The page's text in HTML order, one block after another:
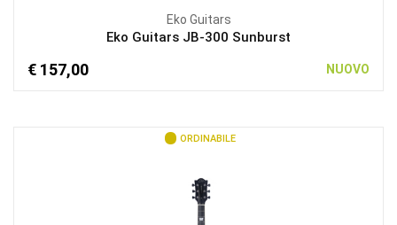
Eko Guitars
Eko Guitars JB-300 Sunburst
€ 157,00 NUOVO
ORDINABILE